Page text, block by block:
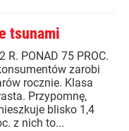
tsunami
R. PONAD 75 PROC.
zarobi
rocznie. Klasa
Przypomnę,
blisko 1,4
z nich to...